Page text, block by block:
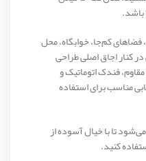
باشد.
کم‌جا، خوابگاه، محل
کنار اجاق اصلی طراحی
فندک اتوماتیک و
مناسب برای استفاده
تا با خیال آسوده از
کنید.